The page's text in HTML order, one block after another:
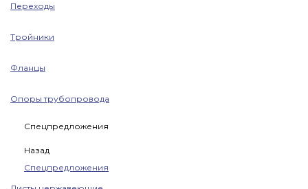
Переходы
Тройники
Фланцы
Опоры трубопровода
Спецпредложения
Назад
Спецпредложения